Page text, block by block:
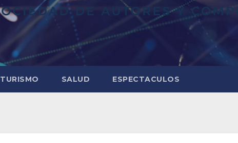
TURISMO SALUD ESPECTACULOS